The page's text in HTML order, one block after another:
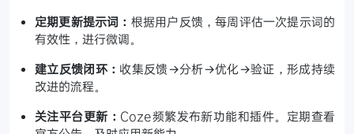
定期更新提示词： 根据用户反馈，每周评估一次提示词的
有效性，进行微调。
建立反馈闭环： 收集反馈→分析→优化→验证，形成持续
改进的流程。
关注平台更新： Coze频繁发布新功能和插件。定期查看